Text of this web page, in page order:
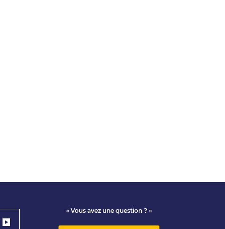
« Vous avez une question ? »